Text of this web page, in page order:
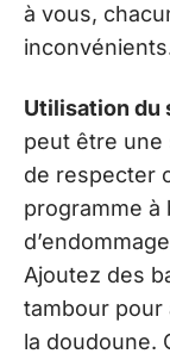
à vous,
Utilisation du
peut être une
de respecter
programme
Ajoutez des
tambour pour
la doudoune.